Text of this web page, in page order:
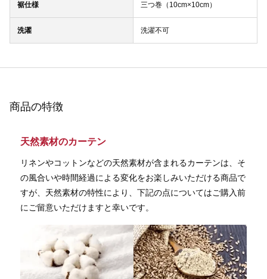
裾仕様 三つ巻（10cm×10cm）
洗濯 洗濯不可
商品の特徴
天然素材のカーテン
リネンやコットンなどの天然素材が含まれるカーテンは、そ
の風合いや時間経過による変化をお楽しみいただける商品で
すが、天然素材の特性により、下記の点についてはご購入前
にご留意いただけますと幸いです。